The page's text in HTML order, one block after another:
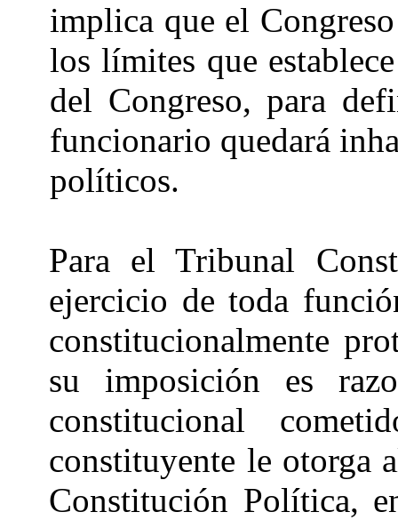
implica que el
los límites que
del Congreso, para
funcionario quedará
políticos.
Para el Tribunal
ejercicio de toda
constitucionalmente
su imposición es
constitucional
constituyente le otorga
Constitución Política,